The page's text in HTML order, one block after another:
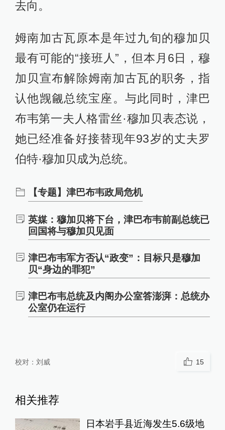
去向。
姆南加古瓦原本是年过九旬的穆加贝
最有可能的“接班人”，但本月6日，穆
加贝宣布解除姆南加古瓦的职务，指
认他觊觎总统宝座。与此同时，津巴
布韦第一夫人格雷丝·穆加贝表态说，
她已经准备好接替现年93岁的丈夫罗
伯特·穆加贝成为总统。
【专题】津巴布韦政局危机
英媒：穆加贝将下台，津巴布韦前副总统已
回国将与穆加贝见面
津巴布韦军方否认“政变”：目标只是穆加
贝“身边的罪犯”
津巴布韦总统及内阁办公室答澎湃：总统办
公室仍在运行
校对： 刘威 15
相关推荐
日本岩手县近海发生5.6级地